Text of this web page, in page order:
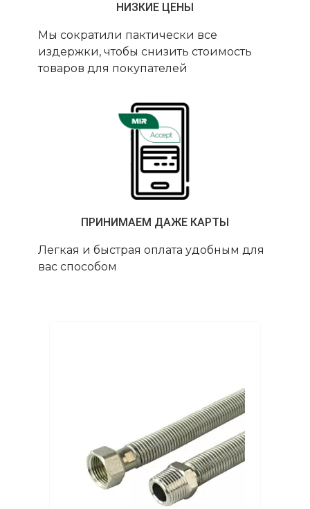
НИЗКИЕ ЦЕНЫ
Мы сократили пактически все
издержки, чтобы снизить стоимость
товаров для покупателей
ПРИНИМАЕМ ДАЖЕ КАРТЫ
Легкая и быстрая оплата удобным для
вас способом